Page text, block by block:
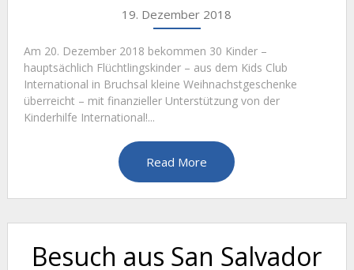
19. Dezember 2018
Am 20. Dezember 2018 bekommen 30 Kinder –
hauptsächlich Flüchtlingskinder – aus dem Kids Club
International in Bruchsal kleine Weihnachstgeschenke
überreicht – mit finanzieller Unterstützung von der
Kinderhilfe International!...
Read More
Besuch aus San Salvador